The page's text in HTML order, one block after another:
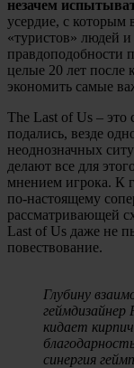
незачем
усердие, с которым
«туристов» людей и
правдоподобности
целые 20 лет после
экономить самые
The Last of Us – это
подались, везде
неоднозначных
делают все для
мнением игрока. К
по-настоящему
рассматривающей
Last of Us даже не
повествование.
Глубину
кидает
синергия